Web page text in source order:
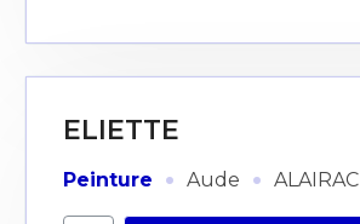
ELIETTE
Peinture · Aude · ALAIRAC